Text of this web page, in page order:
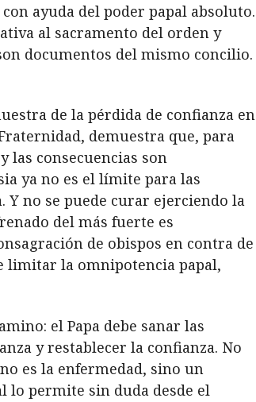
ayuda del poder papal absoluto.
al sacramento del orden y
documentos del mismo concilio.
de la pérdida de confianza en
demuestra que, para
las consecuencias son
ya no es el límite para las
Y no se puede curar ejerciendo la
del más fuerte es
de obispos en contra de
limitar la omnipotencia papal,
el Papa debe sanar las
y restablecer la confianza. No
es la enfermedad, sino un
lo permite sin duda desde el